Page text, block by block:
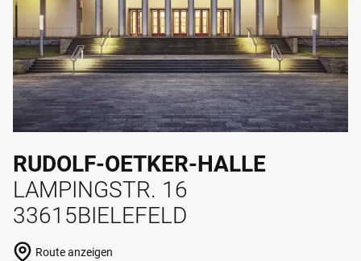
RUDOLF-OETKER-HALLE
LAMPINGSTR. 16
33615BIELEFELD
Route anzeigen